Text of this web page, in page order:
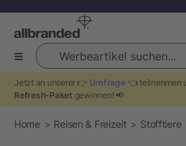
Werbeartikel suchen...
Jetzt an unserer 👉 Umfrage👈 teilnehmen
Refresh-Paket gewinnen! 📢
Home Reisen & Freizeit Stofftiere